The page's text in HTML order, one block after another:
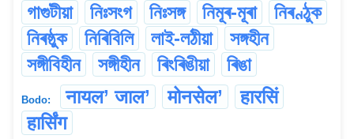
গাগুটীয়া
নিঃসংগ নিঃসঙ্গ নিমূৰ-মূৰা
নিৰণ্ঠুক
নিৰষ্ঠুক
নিৰিবিলি লাই-লঠীয়া
সঙ্গহীন
সঙ্গীবিহীন
সঙ্গীহীন ৰিংৰিঙীয়া ৰিঙা
Bodo: नायल’ जाल’ मोनसेल’
हारसिं
हार्सिंग